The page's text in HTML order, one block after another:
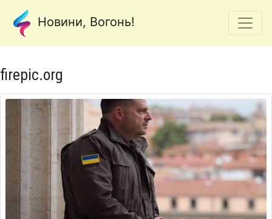
Новини, Вогонь!
firepic.org